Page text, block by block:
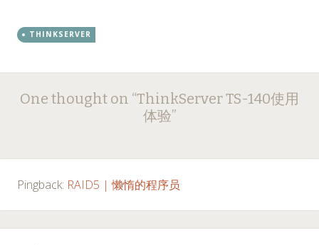
THINKSERVER
Post
navigation
One thought on “ThinkServer TS-140使用
体验”
Pingback: RAID5 | 懒惰的程序员